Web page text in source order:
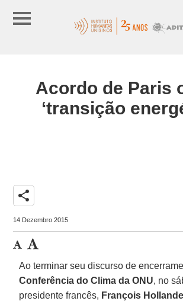
Acordo de Paris
‘transição
share
14 Dezembro 2015
Ao terminar seu discurso de
Conferência do Clima da ONU, no
presidente francês, François Hollande